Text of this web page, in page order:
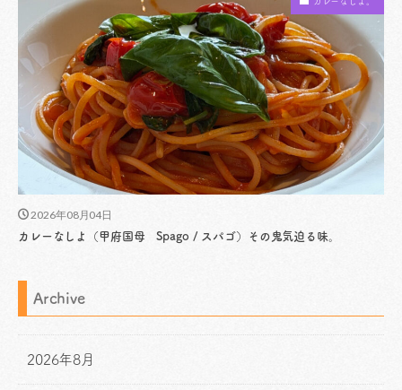
2026年08月04日
カレーなしよ（甲府国母 Spago / スパゴ）その鬼気迫る味。
Archive
2026年8月